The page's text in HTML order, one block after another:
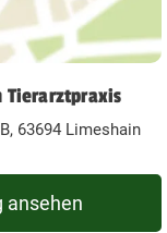
Tierarztpraxis
63694 Limeshain
ansehen